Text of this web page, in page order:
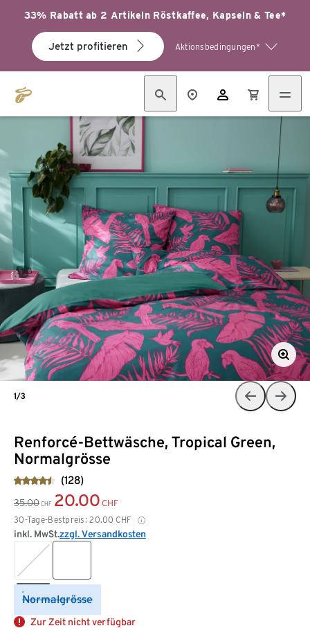
33% Rabatt ab 2 Artikeln Röstkaffee, Kapseln & Tee*
Jetzt profitieren Aktionsbedingungen*
Renforcé-Bettwäsche, Tropical Green,
Normalgrösse
(128)
35.00 CHF 20.00 CHF
30-Tage-Bestpreis: 20.00 CHF
inkl. MwSt.zzgl. Versandkosten
Normalgrösse
Zur Zeit nicht verfügbar
1/3